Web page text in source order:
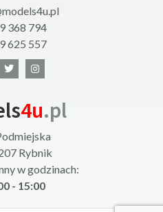
368 794
625 557
4u.pl
Rybnik
w godzinach:
- 15:00